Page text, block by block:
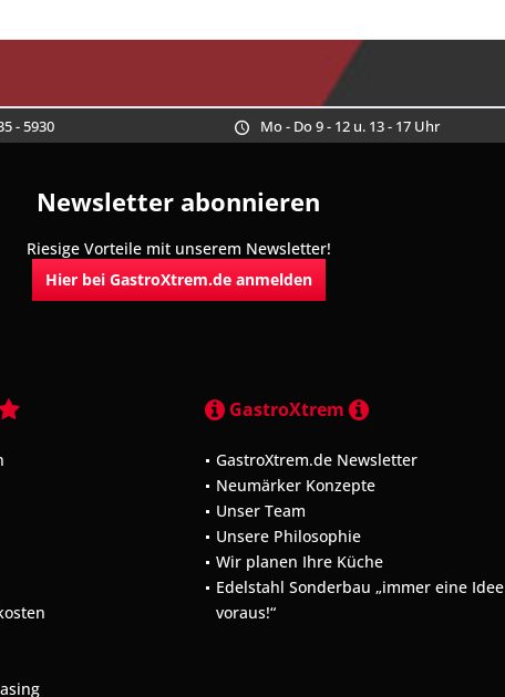
- 5930 Mo - Do 9 - 12 u. 13 - 17 Uhr
Newsletter abonnieren
Riesige Vorteile mit unserem Newsletter!
Hier bei GastroXtrem.de anmelden
GastroXtrem
GastroXtrem.de Newsletter
Neumärker Konzepte
Unser Team
Unsere Philosophie
Wir planen Ihre Küche
Edelstahl Sonderbau „immer eine Idee
voraus!“